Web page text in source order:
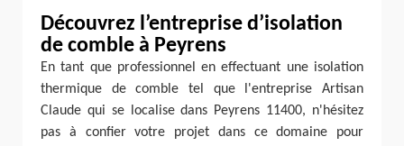
Découvrez l’entreprise d’isolation
de comble à Peyrens
En tant que professionnel en effectuant une isolation
thermique de comble tel que l'entreprise Artisan
Claude qui se localise dans Peyrens 11400, n'hésitez
pas à confier votre projet dans ce domaine pour